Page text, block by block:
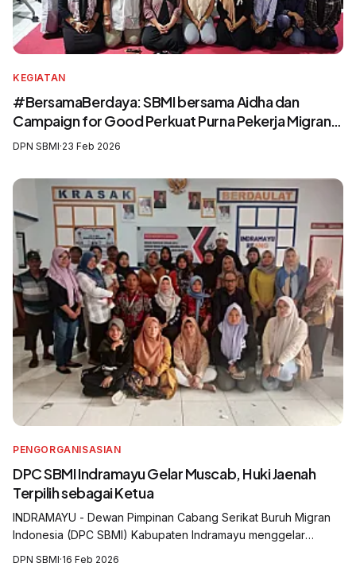
KEGIATAN
#BersamaBerdaya: SBMI bersama Aidha dan
Campaign for Good Perkuat Purna Pekerja Migran
sebagai Agen Perubahan dan Pelatih Migrasi Aman
DPN SBMI·23 Feb 2026
PENGORGANISASIAN
DPC SBMI Indramayu Gelar Muscab, Huki Jaenah
Terpilih sebagai Ketua
INDRAMAYU - Dewan Pimpinan Cabang Serikat Buruh Migran
Indonesia (DPC SBMI) Kabupaten Indramayu menggelar
Musyawarah Cabang (Muscab) yang digelar di Aula Balai Desa
DPN SBMI·16 Feb 2026